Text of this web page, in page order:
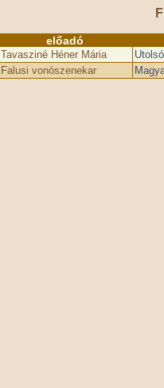
előadó
Tavasziné Héner Mária
Falusi vonószenekar